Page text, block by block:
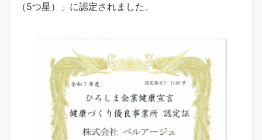
（5つ星）」に認定されました。